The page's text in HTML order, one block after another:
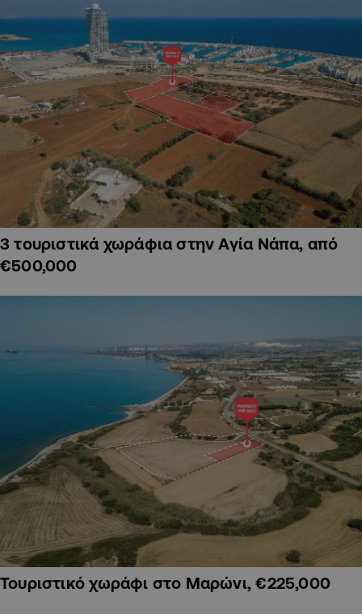
3 τουριστικά χωράφια στην Αγία Νάπα, από
€500,000
Τουριστικό χωράφι στο Μαρώνι, €225,000